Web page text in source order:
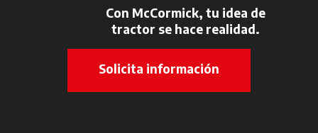
Con McCormick, tu idea de
tractor se hace realidad.
Solicita información